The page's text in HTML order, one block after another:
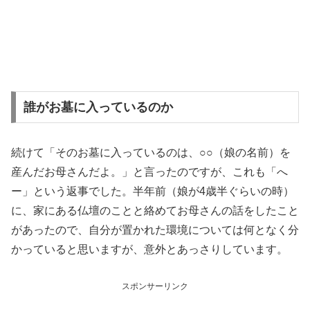
誰がお墓に入っているのか
続けて「そのお墓に入っているのは、○○（娘の名前）を
産んだお母さんだよ。」と言ったのですが、これも「へ
ー」という返事でした。半年前（娘が4歳半ぐらいの時）
に、家にある仏壇のことと絡めてお母さんの話をしたこと
があったので、自分が置かれた環境については何となく分
かっていると思いますが、意外とあっさりしています。
スポンサーリンク